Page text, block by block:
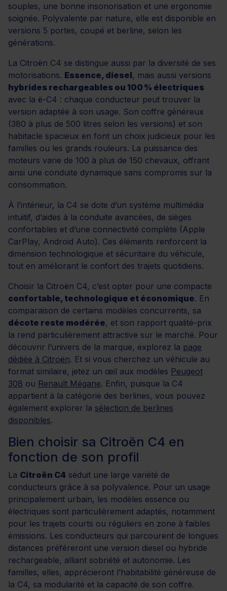
souples, une bonne insonorisation et une ergonomie
soignée. Polyvalente par nature, elle est disponible en
versions 5 portes, coupé et berline, selon les
générations.
La Citroën C4 se distingue aussi par la diversité de ses
motorisations. Essence, diesel, mais aussi versions
hybrides rechargeables ou 100 % électriques
avec la ë-C4 : chaque conducteur peut trouver la
version adaptée à son usage. Son coffre généreux
(380 à plus de 500 litres selon les versions) et son
habitacle spacieux en font un choix judicieux pour les
familles ou les grands rouleurs. La puissance des
moteurs varie de 100 à plus de 150 chevaux, offrant
ainsi une conduite dynamique sans compromis sur la
consommation.
À l’intérieur, la C4 se dote d’un système multimédia
intuitif, d’aides à la conduite avancées, de sièges
confortables et d’une connectivité complète (Apple
CarPlay, Android Auto). Ces éléments renforcent la
dimension technologique et sécuritaire du véhicule,
tout en améliorant le confort des trajets quotidiens.
Choisir la Citroën C4, c’est opter pour une compacte
confortable, technologique et économique. En
comparaison de certains modèles concurrents, sa
décote reste modérée, et son rapport qualité-prix
la rend particulièrement attractive sur le marché. Pour
découvrir l’univers de la marque, explorez la page
dédiée à Citroën. Et si vous cherchez un véhicule au
format similaire, jetez un œil aux modèles Peugeot
308 ou Renault Mégane. Enfin, puisque la C4
appartient à la catégorie des berlines, vous pouvez
également explorer la sélection de berlines
disponibles.
Bien choisir sa Citroën C4 en
fonction de son profil
La Citroën C4 séduit une large variété de
conducteurs grâce à sa polyvalence. Pour un usage
principalement urbain, les modèles essence ou
électriques sont particulièrement adaptés, notamment
pour les trajets courts ou réguliers en zone à faibles
émissions. Les conducteurs qui parcourent de longues
distances préféreront une version diesel ou hybride
rechargeable, alliant sobriété et autonomie. Les
familles, elles, apprécieront l’habitabilité généreuse de
la C4, sa modularité et la capacité de son coffre.